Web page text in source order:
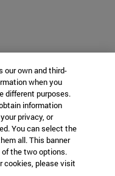
our own and third-
when you
different purposes.
information
privacy, or
You can select the
all. This banner
the two options.
cookies, please visit